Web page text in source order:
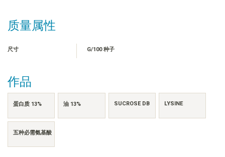
质量属性
尺寸 G/100 种子
作品
蛋白质 13% 油 13% SUCROSE DB LYSINE
五种必需氨基酸